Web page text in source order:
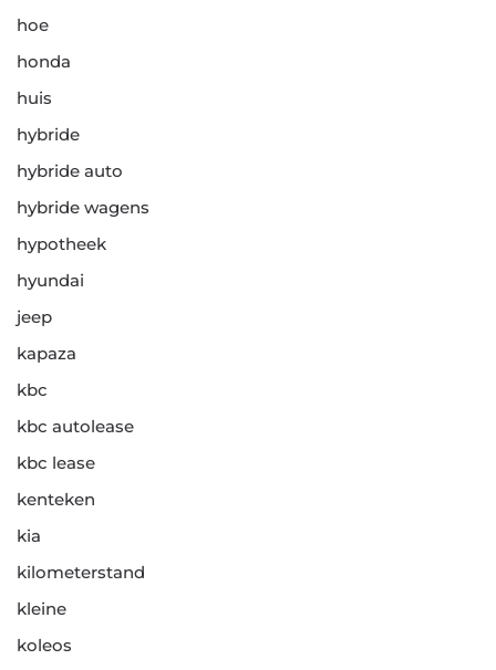
hoe
honda
huis
hybride
hybride auto
hybride wagens
hypotheek
hyundai
jeep
kapaza
kbc
kbc autolease
kbc lease
kenteken
kia
kilometerstand
kleine
koleos